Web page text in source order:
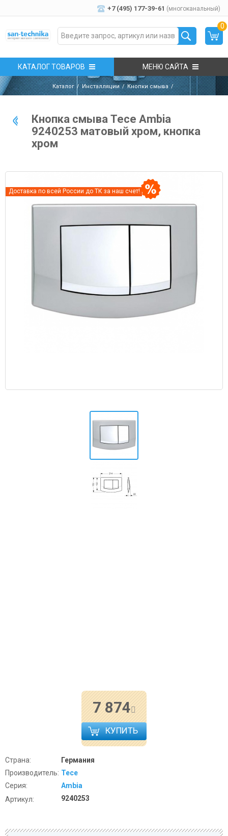
+7 (495) 177-39-61 (многоканальный)
0
КАТАЛОГ ТОВАРОВ МЕНЮ САЙТА
Каталог Инсталляции Кнопки смыва
Кнопка смыва Tece Ambia
9240253 матовый хром, кнопка
хром
Доставка по всей России до ТК за наш счет!
7 874
КУПИТЬ
Страна:
Германия
Производитель: Tece
Серия:
Ambia
Артикул:
9240253